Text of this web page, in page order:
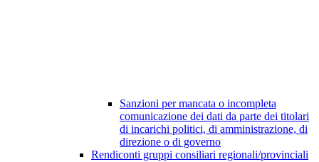
Sanzioni per mancata o incompleta
comunicazione dei dati da parte dei titolari
di incarichi politici, di amministrazione, di
direzione o di governo
Rendiconti gruppi consiliari regionali/provinciali